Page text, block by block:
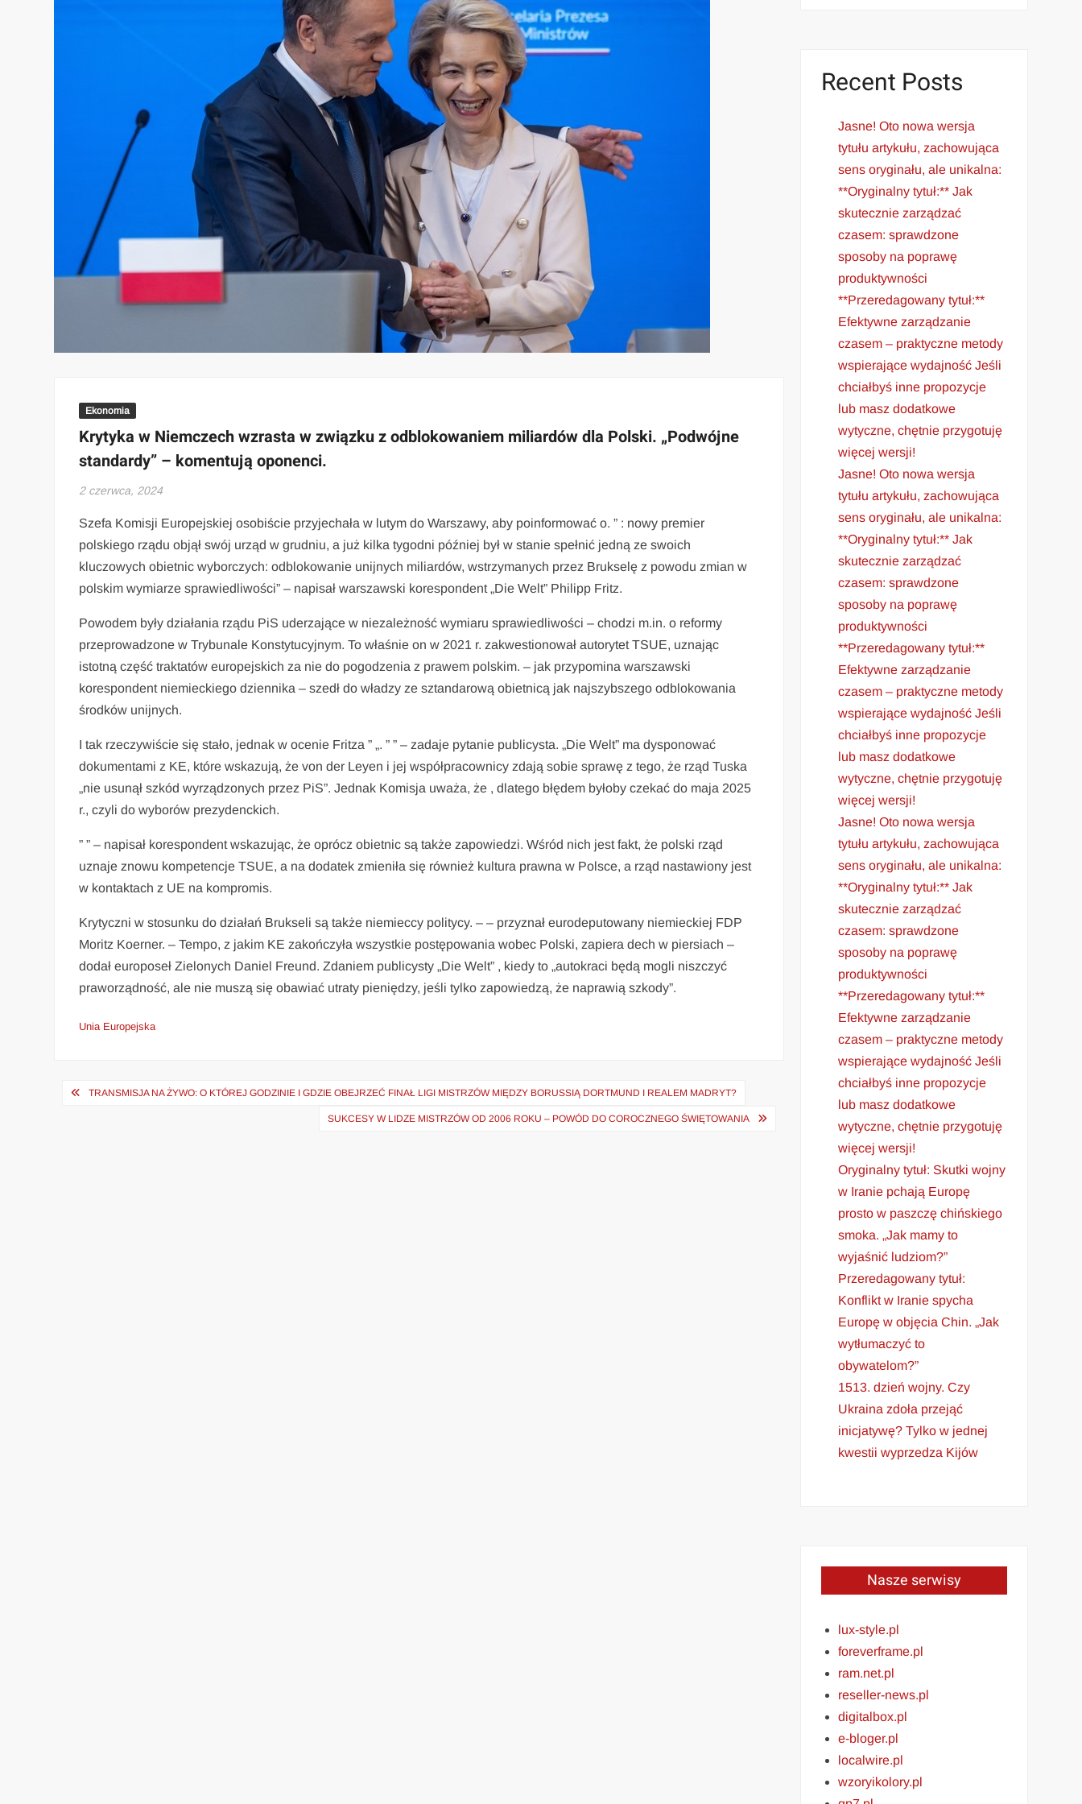
Ekonomia
Krytyka w Niemczech wzrasta w związku z odblokowaniem miliardów dla Polski. „Podwójne
standardy” – komentują oponenci.
2 czerwca, 2024
Szefa Komisji Europejskiej osobiście przyjechała w lutym do Warszawy, aby poinformować o. ” : nowy premier
polskiego rządu objął swój urząd w grudniu, a już kilka tygodni później był w stanie spełnić jedną ze swoich
kluczowych obietnic wyborczych: odblokowanie unijnych miliardów, wstrzymanych przez Brukselę z powodu zmian w
polskim wymiarze sprawiedliwości” – napisał warszawski korespondent „Die Welt” Philipp Fritz.
Powodem były działania rządu PiS uderzające w niezależność wymiaru sprawiedliwości – chodzi m.in. o reformy
przeprowadzone w Trybunale Konstytucyjnym. To właśnie on w 2021 r. zakwestionował autorytet TSUE, uznając
istotną część traktatów europejskich za nie do pogodzenia z prawem polskim. – jak przypomina warszawski
korespondent niemieckiego dziennika – szedł do władzy ze sztandarową obietnicą jak najszybszego odblokowania
środków unijnych.
I tak rzeczywiście się stało, jednak w ocenie Fritza ” „. ” ” – zadaje pytanie publicysta. „Die Welt” ma dysponować
dokumentami z KE, które wskazują, że von der Leyen i jej współpracownicy zdają sobie sprawę z tego, że rząd Tuska
„nie usunął szkód wyrządzonych przez PiS”. Jednak Komisja uważa, że , dlatego błędem byłoby czekać do maja 2025
r., czyli do wyborów prezydenckich.
” ” – napisał korespondent wskazując, że oprócz obietnic są także zapowiedzi. Wśród nich jest fakt, że polski rząd
uznaje znowu kompetencje TSUE, a na dodatek zmieniła się również kultura prawna w Polsce, a rząd nastawiony jest
w kontaktach z UE na kompromis.
Krytyczni w stosunku do działań Brukseli są także niemieccy politycy. – – przyznał eurodeputowany niemieckiej FDP
Moritz Koerner. – Tempo, z jakim KE zakończyła wszystkie postępowania wobec Polski, zapiera dech w piersiach –
dodał europoseł Zielonych Daniel Freund. Zdaniem publicysty „Die Welt” , kiedy to „autokraci będą mogli niszczyć
praworządność, ale nie muszą się obawiać utraty pieniędzy, jeśli tylko zapowiedzą, że naprawią szkody”.
Unia Europejska
Nawigacja
TRANSMISJA NA ŻYWO: O KTÓREJ GODZINIE I GDZIE OBEJRZEĆ FINAŁ LIGI MISTRZÓW MIĘDZY BORUSSIĄ DORTMUND I REALEM MADRYT?
SUKCESY W LIDZE MISTRZÓW OD 2006 ROKU – POWÓD DO COROCZNEGO ŚWIĘTOWANIA
Recent Posts
Jasne! Oto nowa wersja
tytułu artykułu, zachowująca
sens oryginału, ale unikalna:
**Oryginalny tytuł:** Jak
skutecznie zarządzać
czasem: sprawdzone
sposoby na poprawę
produktywności
**Przeredagowany tytuł:**
Efektywne zarządzanie
czasem – praktyczne metody
wspierające wydajność Jeśli
chciałbyś inne propozycje
lub masz dodatkowe
wytyczne, chętnie przygotuję
więcej wersji!
Jasne! Oto nowa wersja
tytułu artykułu, zachowująca
sens oryginału, ale unikalna:
**Oryginalny tytuł:** Jak
skutecznie zarządzać
czasem: sprawdzone
sposoby na poprawę
produktywności
**Przeredagowany tytuł:**
Efektywne zarządzanie
czasem – praktyczne metody
wspierające wydajność Jeśli
chciałbyś inne propozycje
lub masz dodatkowe
wytyczne, chętnie przygotuję
więcej wersji!
Jasne! Oto nowa wersja
tytułu artykułu, zachowująca
sens oryginału, ale unikalna:
**Oryginalny tytuł:** Jak
skutecznie zarządzać
czasem: sprawdzone
sposoby na poprawę
produktywności
**Przeredagowany tytuł:**
Efektywne zarządzanie
czasem – praktyczne metody
wspierające wydajność Jeśli
chciałbyś inne propozycje
lub masz dodatkowe
wytyczne, chętnie przygotuję
więcej wersji!
Oryginalny tytuł: Skutki wojny
w Iranie pchają Europę
prosto w paszczę chińskiego
smoka. „Jak mamy to
wyjaśnić ludziom?”
Przeredagowany tytuł:
Konflikt w Iranie spycha
Europę w objęcia Chin. „Jak
wytłumaczyć to
obywatelom?”
1513. dzień wojny. Czy
Ukraina zdoła przejąć
inicjatywę? Tylko w jednej
kwestii wyprzedza Kijów
Nasze serwisy
lux-style.pl
foreverframe.pl
ram.net.pl
reseller-news.pl
digitalbox.pl
e-bloger.pl
localwire.pl
wzoryikolory.pl